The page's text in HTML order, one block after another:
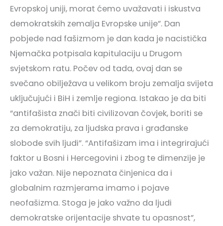
Evropskoj uniji, morat ćemo uvažavati i iskustva
demokratskih zemalja Evropske unije”. Dan
pobjede nad fašizmom je dan kada je nacistička
Njemačka potpisala kapitulaciju u Drugom
svjetskom ratu. Počev od tada, ovaj dan se
svečano obilježava u velikom broju zemalja svijeta
uključujući i BiH i zemlje regiona. Istakao je da biti
“antifašista znači biti civilizovan čovjek, boriti se
za demokratiju, za ljudska prava i građanske
slobode svih ljudi”. “Antifašizam ima i integrirajući
faktor u Bosni i Hercegovini i zbog te dimenzije je
jako važan. Nije nepoznata činjenica da i
globalnim razmjerama imamo i pojave
neofašizma. Stoga je jako važno da ljudi
demokratske orijentacije shvate tu opasnost”,